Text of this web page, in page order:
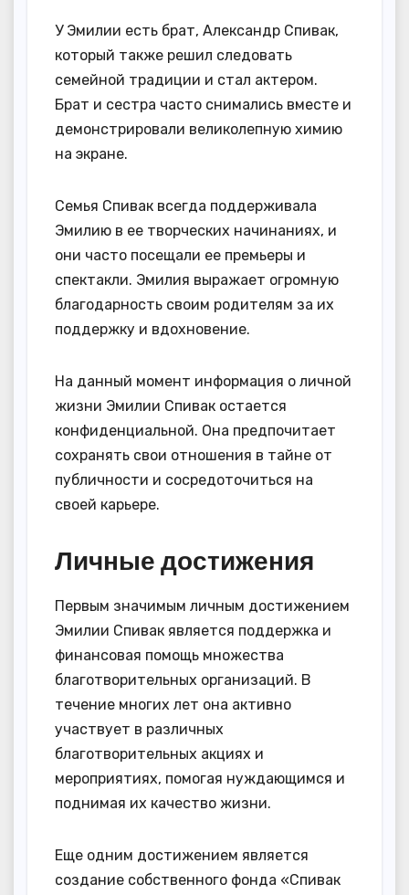
У Эмилии есть брат, Александр Спивак,
который также решил следовать
семейной традиции и стал актером.
Брат и сестра часто снимались вместе и
демонстрировали великолепную химию
на экране.
Семья Спивак всегда поддерживала
Эмилию в ее творческих начинаниях, и
они часто посещали ее премьеры и
спектакли. Эмилия выражает огромную
благодарность своим родителям за их
поддержку и вдохновение.
На данный момент информация о личной
жизни Эмилии Спивак остается
конфиденциальной. Она предпочитает
сохранять свои отношения в тайне от
публичности и сосредоточиться на
своей карьере.
Личные достижения
Первым значимым личным достижением
Эмилии Спивак является поддержка и
финансовая помощь множества
благотворительных организаций. В
течение многих лет она активно
участвует в различных
благотворительных акциях и
мероприятиях, помогая нуждающимся и
поднимая их качество жизни.
Еще одним достижением является
создание собственного фонда «Спивак